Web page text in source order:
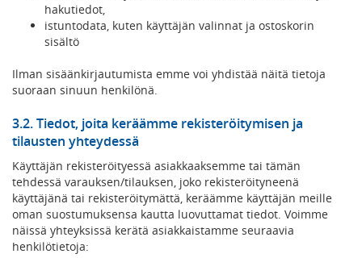
hakutiedot,
istuntodata, kuten käyttäjän valinnat ja ostoskorin
sisältö
Ilman sisäänkirjautumista emme voi yhdistää näitä tietoja
suoraan sinuun henkilönä.
3.2. Tiedot, joita keräämme rekisteröitymisen ja
tilausten yhteydessä
Käyttäjän rekisteröityessä asiakkaaksemme tai tämän
tehdessä varauksen/tilauksen, joko rekisteröityneenä
käyttäjänä tai rekisteröitymättä, keräämme käyttäjän meille
oman suostumuksensa kautta luovuttamat tiedot. Voimme
näissä yhteyksissä kerätä asiakkaistamme seuraavia
henkilötietoja: